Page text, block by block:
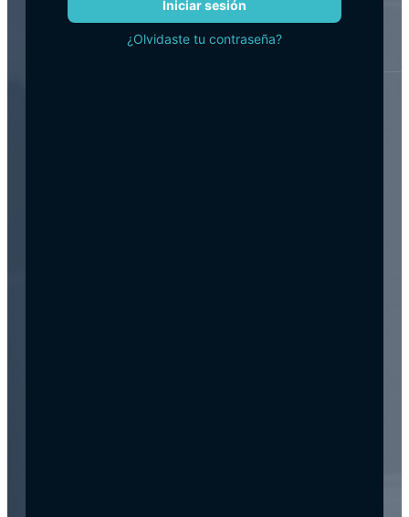
Iniciar sesión
¿Olvidaste tu contraseña?